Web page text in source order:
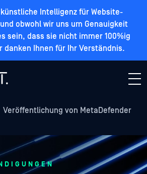
Intelligenz für Website-
obwohl wir uns um Genauigkeit
sein, dass sie nicht immer 100%ig
danken Ihnen für Ihr Verständnis.
Veröffentlichung von MetaDefender